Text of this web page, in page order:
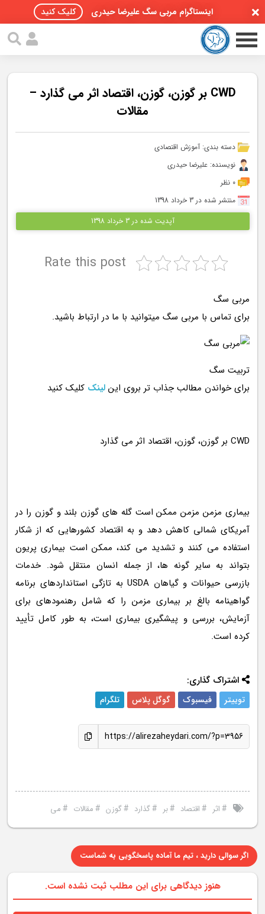
اینستاگرام مربی سگ علیرضا حیدری کلیک کنید
صفحه اصلی
مقالات سگ ها
پادکست سگ ها
سمینار تهران 96
تماس با ما
CWD بر گوزن، گوزن، اقتصاد اثر می گذارد –
مقالات
دسته بندی:آموزش اقتصادی
نویسنده: علیرضا حیدری
0 نظر
منتشر شده در 3 خرداد 1398
آپدیت شده در 3 خرداد 1398
Rate this post
مربی سگ
برای تماس با مربی سگ میتوانید با ما در ارتباط باشید.
تربیت سگ
برای خواندن مطالب جذاب تر بروی اینلینک کلیک کنید
بیماری مزمن مزمن ممکن است گله های گوزن بلند و گوزن را در
آمریکای شمالی کاهش دهد و به اقتصاد کشورهایی که از شکار
استفاده می کنند و تشدید می کند، ممکن است بیماری پریون
بتواند به سایر گونه ها، از جمله انسان منتقل شود. خدمات
بازرسی حیوانات و گیاهان USDA به تازگی استانداردهای برنامه
گواهینامه بالغ بر بیماری مزمن را که شامل رهنمودهای برای
آزمایش، بررسی و پیشگیری بیماری است، به طور کامل تأیید
کرده است.
اشتراک گذاری:
توییتر فیسبوک گوگل پلاس تلگرام
https://alirezaheydari.com/?p=3956
#اثر #اقتصاد #بر #گذارد #گوزن #مقالات #می
اگر سوالی دارید ، تیم ما آماده پاسخگویی به شماست
هنوز دیدگاهی برای این مطلب ثبت نشده است.